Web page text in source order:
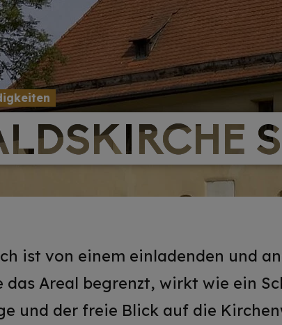
ist von einem einladenden und
das Areal begrenzt, wirkt wie ein
und der freie Blick auf die